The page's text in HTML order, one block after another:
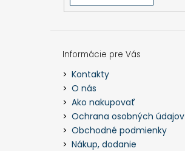
Informácie pre Vás
Kontakty
O nás
Ako nakupovať
Ochrana osobných údajov
Obchodné podmienky
Nákup, dodanie